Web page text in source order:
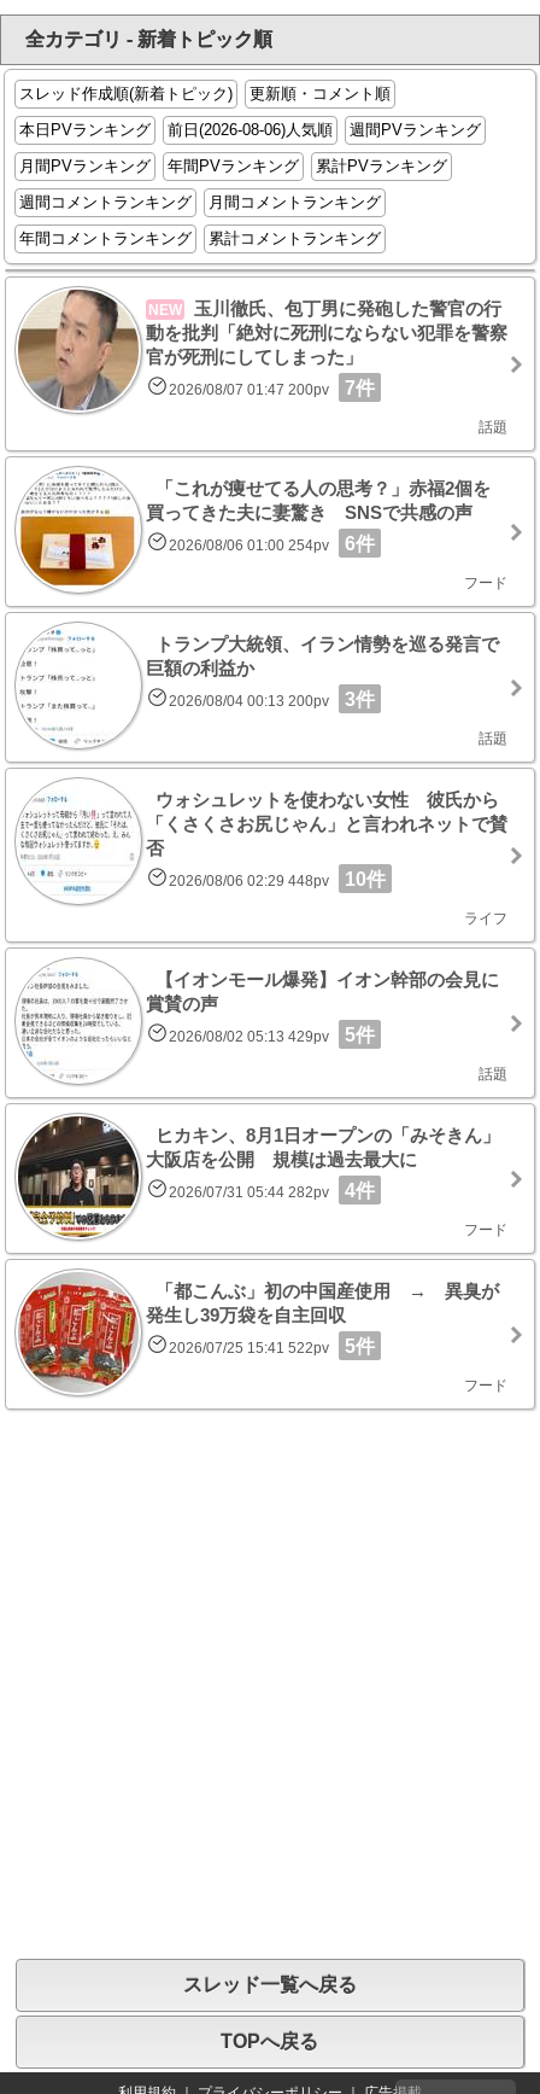
全カテゴリ - 新着トピック順
スレッド作成順(新着トピック)
更新順・コメント順
本日PVランキング
前日(2026-08-06)人気順
週間PVランキング
月間PVランキング
年間PVランキング
累計PVランキング
週間コメントランキング
月間コメントランキング
年間コメントランキング
累計コメントランキング
NEW
玉川徹氏、包丁男に発砲した警官の行
動を批判「絶対に死刑にならない犯罪を警察
官が死刑にしてしまった」
2026/08/07 01:47 200pv 7件
話題
「これが痩せてる人の思考？」赤福2個を
買ってきた夫に妻驚き SNSで共感の声
2026/08/06 01:00 254pv 6件
フード
トランプ大統領、イラン情勢を巡る発言で
巨額の利益か
2026/08/04 00:13 200pv 3件
話題
ウォシュレットを使わない女性 彼氏から
「くさくさお尻じゃん」と言われネットで賛
否
2026/08/06 02:29 448pv 10件
ライフ
【イオンモール爆発】イオン幹部の会見に
賞賛の声
2026/08/02 05:13 429pv 5件
話題
ヒカキン、8月1日オープンの「みそきん」
大阪店を公開 規模は過去最大に
2026/07/31 05:44 282pv 4件
フード
「都こんぶ」初の中国産使用 → 異臭が
発生し39万袋を自主回収
2026/07/25 15:41 522pv 5件
フード
スレッド一覧へ戻る
TOPへ戻る